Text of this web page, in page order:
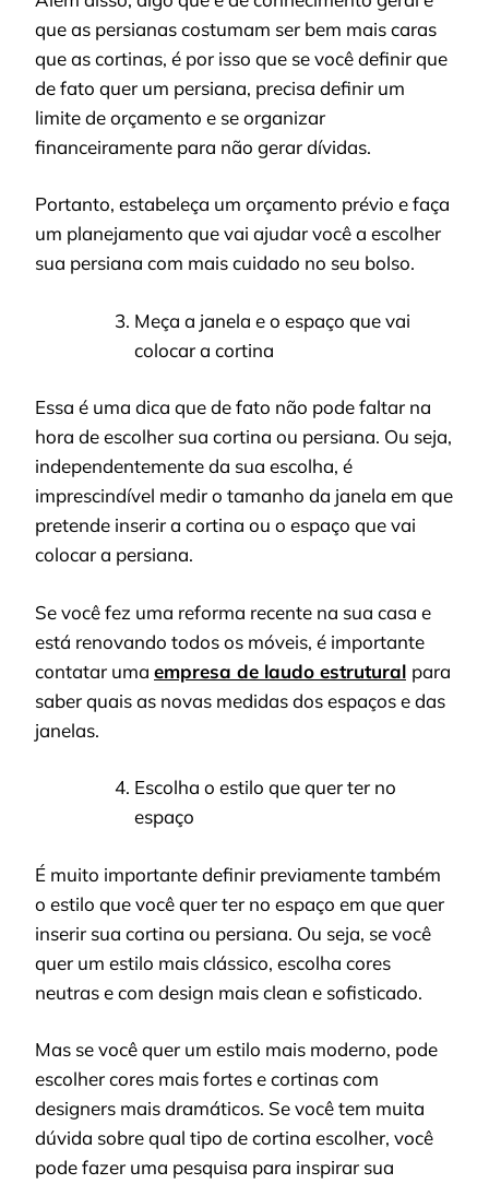
que as persianas costumam ser bem mais caras
que as cortinas, é por isso que se você definir que
de fato quer um persiana, precisa definir um
limite de orçamento e se organizar
financeiramente para não gerar dívidas.
Portanto, estabeleça um orçamento prévio e faça
um planejamento que vai ajudar você a escolher
sua persiana com mais cuidado no seu bolso.
Meça a janela e o espaço que vai
colocar a cortina
Essa é uma dica que de fato não pode faltar na
hora de escolher sua cortina ou persiana. Ou seja,
independentemente da sua escolha, é
imprescindível medir o tamanho da janela em que
pretende inserir a cortina ou o espaço que vai
colocar a persiana.
Se você fez uma reforma recente na sua casa e
está renovando todos os móveis, é importante
contatar uma empresa de laudo estrutural para
saber quais as novas medidas dos espaços e das
janelas.
Escolha o estilo que quer ter no
espaço
É muito importante definir previamente também
o estilo que você quer ter no espaço em que quer
inserir sua cortina ou persiana. Ou seja, se você
quer um estilo mais clássico, escolha cores
neutras e com design mais clean e sofisticado.
Mas se você quer um estilo mais moderno, pode
escolher cores mais fortes e cortinas com
designers mais dramáticos. Se você tem muita
dúvida sobre qual tipo de cortina escolher, você
pode fazer uma pesquisa para inspirar sua